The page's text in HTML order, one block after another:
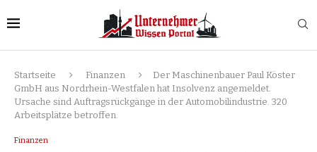
Startseite Finanzen
Der Maschinenbauer Paul Köster
GmbH aus Nordrhein-Westfalen hat Insolvenz angemeldet.
Ursache sind Auftragsrückgänge in der Automobilindustrie. 320
Arbeitsplätze betroffen.
Finanzen